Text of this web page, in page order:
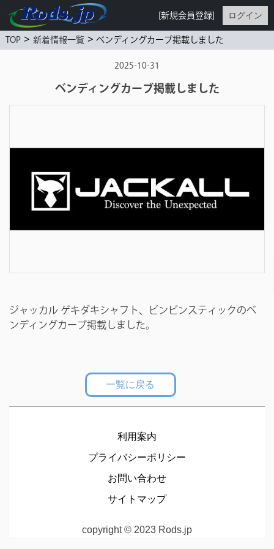
[新規会員登録] ログイン
TOP > 新着情報一覧 > ベンディングカーブ掲載しました
2025-10-31
ベンディングカーブ掲載しました
ジャッカル ゲキダキシャフト、ビンビンスティックのベ
ンディングカーブ掲載しました。
一覧に戻る
利用案内
プライバシーポリシー
お問い合わせ
サイトマップ
copyright © 2023 Rods.jp